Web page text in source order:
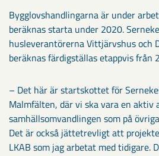
Bygglovshandlingarna är under
beräknas starta under 2020.
husleverantörerna Vittjärvshus och
beräknas färdigställas etappvis
– Det här är startskottet för
Malmfälten, där vi ska vara en aktiv
samhällsomvandlingen som på
Det är också jättetrevligt att
LKAB som jag arbetat med tidigare.